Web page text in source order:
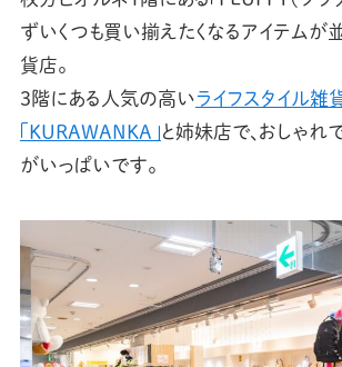
ずいくつも買い揃えたくなるアイテムが
貨店。
3階にある人気の高いライフスタイル雑
「KURAWANKA」と姉妹店で、おしゃれ
がいっぱいです。